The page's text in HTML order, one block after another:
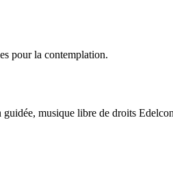
pour la contemplation.